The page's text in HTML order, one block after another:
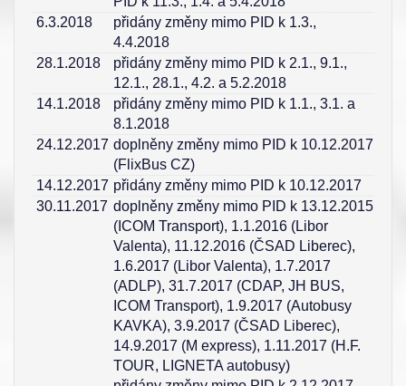
6.3.2018
přidány změny mimo PID k 1.3.,
4.4.2018
28.1.2018
přidány změny mimo PID k 2.1., 9.1.,
12.1., 28.1., 4.2. a 5.2.2018
14.1.2018
přidány změny mimo PID k 1.1., 3.1. a
8.1.2018
24.12.2017 doplněny změny mimo PID k 10.12.2017
(FlixBus CZ)
14.12.2017 přidány změny mimo PID k 10.12.2017
30.11.2017 doplněny změny mimo PID k 13.12.2015
(ICOM Transport), 1.1.2016 (Libor
Valenta), 11.12.2016 (ČSAD Liberec),
1.6.2017 (Libor Valenta), 1.7.2017
(ADLP), 31.7.2017 (CDAP, JH BUS,
ICOM Transport), 1.9.2017 (Autobusy
KAVKA), 3.9.2017 (ČSAD Liberec),
14.9.2017 (M express), 1.11.2017 (H.F.
TOUR, LIGNETA autobusy)